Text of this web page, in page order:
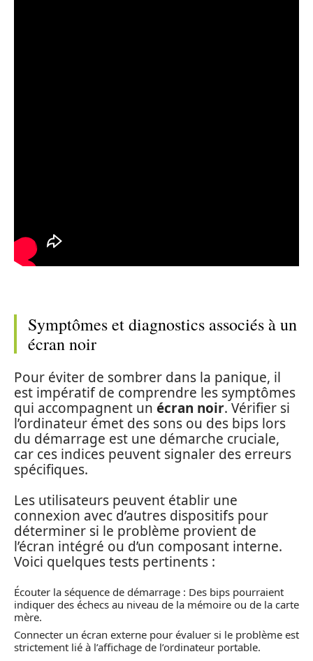
Symptômes et diagnostics associés à un
écran noir
Pour éviter de sombrer dans la panique, il
est impératif de comprendre les symptômes
qui accompagnent un écran noir. Vérifier si
l’ordinateur émet des sons ou des bips lors
du démarrage est une démarche cruciale,
car ces indices peuvent signaler des erreurs
spécifiques.
Les utilisateurs peuvent établir une
connexion avec d’autres dispositifs pour
déterminer si le problème provient de
l’écran intégré ou d’un composant interne.
Voici quelques tests pertinents :
Écouter la séquence de démarrage : Des bips pourraient
indiquer des échecs au niveau de la mémoire ou de la carte
mère.
Connecter un écran externe pour évaluer si le problème est
strictement lié à l’affichage de l’ordinateur portable.